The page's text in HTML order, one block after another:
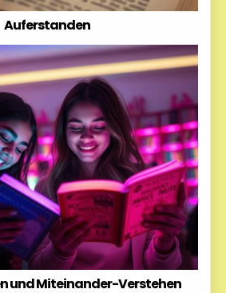
Auferstanden
und Miteinander-Verstehen